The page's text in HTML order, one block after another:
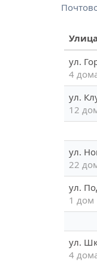
Улица
ул.
4
ул.
12
ул.
22
ул.
1 дом
ул.
4